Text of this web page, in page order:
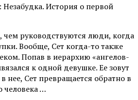
История о первой
чем руководствуются люди, когда
Вообще, Сет когда-то также
Попав в иерархию «ангелов-
к одной девушке. Ее зовут
нее, Сет превращается обратно в
человека …